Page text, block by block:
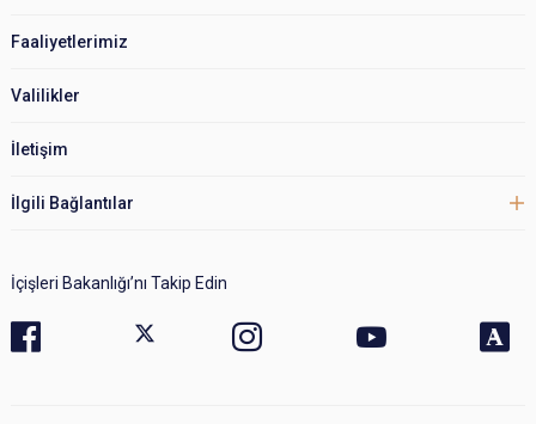
Faaliyetlerimiz
Valilikler
İletişim
İlgili Bağlantılar
İçişleri Bakanlığı’nı Takip Edin